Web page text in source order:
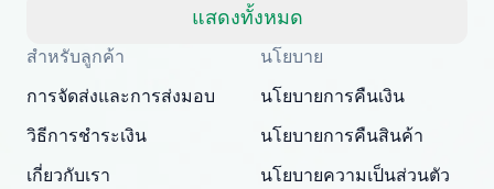
แสดงทั้งหมด
a matter of days. Very professional company as
well, I forgot to add my apartment number in
my address and contacted them with the
correct information. They updated my address
promptly. Will 100% be returning to order parts
Thank you, yoshiparts.com for the responsive
customer service and for being a reliable
have ordered from yoshi three times within
2022. The first two orders were received timely
South Guam
OEM parts at prices that nobody else can beat.
Fast shipping to USA… I’m happy!
P. Ginez
Basically, this is my 6th time ordering parts for
my XRs (which is hard to find these days). Item
19 delays which is understandable, the package
is packed well! More so, I am genuinely happy
All genuine oem parts all in perfect condition I
have told everyone about this site very reliable
appreciate everything.
Jay W
I am so shocked at good time, all just because
needed parts for making my cars more
mudguards,flares ) area insane good shape for
my VDJ79, thank you yoshi, for caring
YANAN RAMIREZ GONZALEZ
สำหรับลูกค้า
การจัดส่งและการส่งมอบ
วิธีการชำระเงิน
เกี่ยวกับเรา
นโยบาย
นโยบายการคืนเงิน
นโยบายการคืนสินค้า
นโยบายความเป็นส่วนตัว